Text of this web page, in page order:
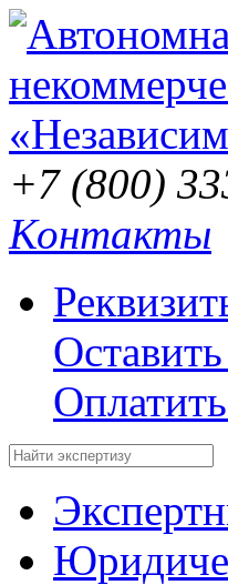
+7 (800)
Контакты